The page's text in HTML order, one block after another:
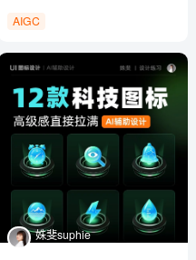
AIGC
姝斐suphie